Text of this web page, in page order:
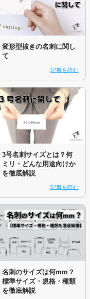
変形型抜きの名刺に関し
て
記事を読む
3号名刺サイズとは？何
ミリ・どんな用途向けか
を徹底解説
記事を読む
名刺のサイズは何mm？
標準サイズ・規格・種類
を徹底解説